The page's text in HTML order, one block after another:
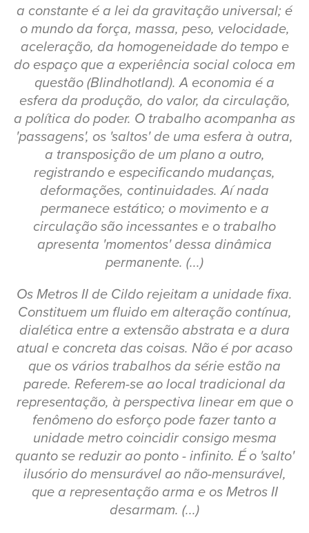
a constante é a lei da gravitação universal; é
o mundo da força, massa, peso, velocidade,
aceleração, da homogeneidade do tempo e
do espaço que a experiência social coloca em
questão (Blindhotland). A economia é a
esfera da produção, do valor, da circulação,
a política do poder. O trabalho acompanha as
'passagens', os 'saltos' de uma esfera à outra,
a transposição de um plano a outro,
registrando e especificando mudanças,
deformações, continuidades. Aí nada
permanece estático; o movimento e a
circulação são incessantes e o trabalho
apresenta 'momentos' dessa dinâmica
permanente. (...)
Os Metros II de Cildo rejeitam a unidade fixa.
Constituem um fluido em alteração contínua,
dialética entre a extensão abstrata e a dura
atual e concreta das coisas. Não é por acaso
que os vários trabalhos da série estão na
parede. Referem-se ao local tradicional da
representação, à perspectiva linear em que o
fenômeno do esforço pode fazer tanto a
unidade metro coincidir consigo mesma
quanto se reduzir ao ponto - infinito. É o 'salto'
ilusório do mensurável ao não-mensurável,
que a representação arma e os Metros II
desarmam. (...)